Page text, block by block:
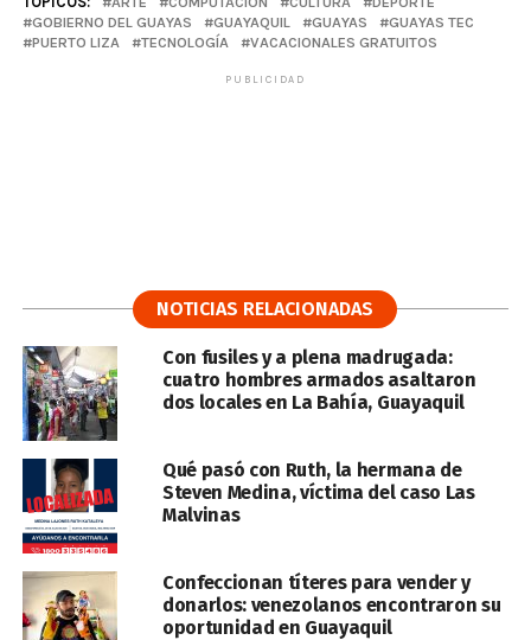
GOBIERNO DEL GUAYAS
GUAYAQUIL GUAYAS
GUAYAS TEC
PUERTO LIZA
TECNOLOGÍA VACACIONALES GRATUITOS
PUBLICIDAD
NOTICIAS RELACIONADAS
Con fusiles y a plena madrugada:
cuatro hombres armados asaltaron
dos locales en La Bahía, Guayaquil
Qué pasó con Ruth, la hermana de
Steven Medina, víctima del caso Las
Malvinas
Confeccionan títeres para vender y
donarlos: venezolanos encontraron su
oportunidad en Guayaquil